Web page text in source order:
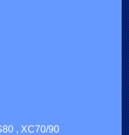
, XC70/90